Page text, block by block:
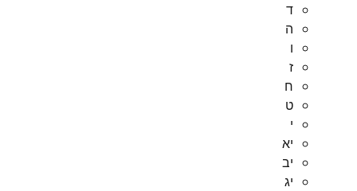
ד
ה
ו
ז
ח
ט
י
יא
יב
יג